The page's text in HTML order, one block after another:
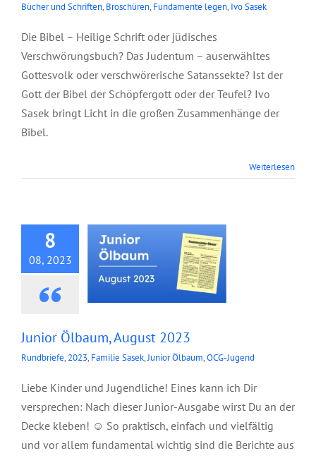
Bücher und Schriften, Broschüren, Fundamente legen, Ivo Sasek
Die Bibel – Heilige Schrift oder jüdisches
Verschwörungsbuch? Das Judentum – auserwähltes
Gottesvolk oder verschwörerische Satanssekte? Ist der
Gott der Bibel der Schöpfergott oder der Teufel? Ivo
Sasek bringt Licht in die großen Zusammenhänge der
Bibel.
Weiterlesen
8
08, 2023
Junior Ölbaum,
Junior Ölbaum, August 2023
Rundbriefe, 2023, Familie Sasek,Junior Ölbaum,OCG-Jugend
Liebe Kinder und Jugendliche! Eines kann ich Dir
versprechen: Nach dieser Junior-Ausgabe wirst Du an der
Decke kleben! ☺ So praktisch, einfach und vielfältig
und vor allem fundamental wichtig sind die Berichte aus